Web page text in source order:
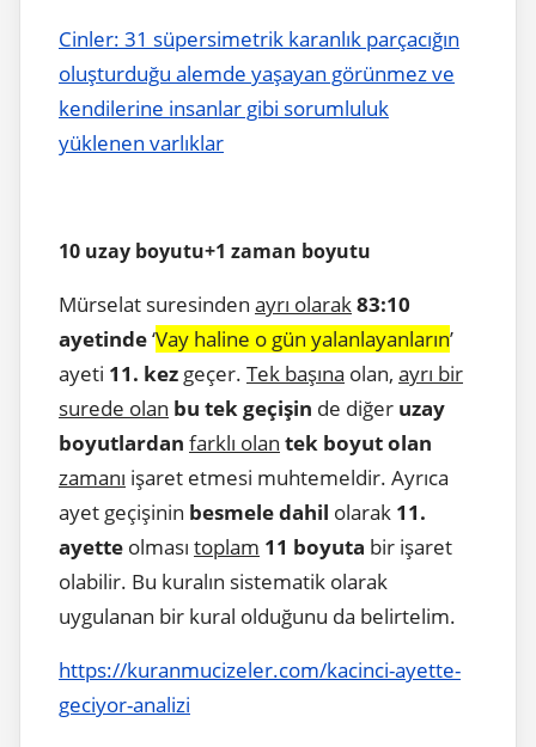
Cinler: 31 süpersimetrik karanlık parçacığın
oluşturduğu alemde yaşayan görünmez ve
kendilerine insanlar gibi sorumluluk
yüklenen varlıklar
10 uzay boyutu+1 zaman boyutu
Mürselat suresinden ayrı olarak83:10
ayetinde‘Vay haline o gün yalanlayanların’
ayeti 11. kez geçer. Tek başına olan, ayrı bir
surede olan bu tek geçişin de diğer uzay
boyutlardan farklı olan tek boyut olan
zamanı işaret etmesi muhtemeldir. Ayrıca
ayet geçişinin besmele dahil olarak 11.
ayette olması toplam 11 boyuta bir işaret
olabilir. Bu kuralın sistematik olarak
uygulanan bir kural olduğunu da belirtelim.
https://kuranmucizeler.com/kacinci-ayette-
geciyor-analizi